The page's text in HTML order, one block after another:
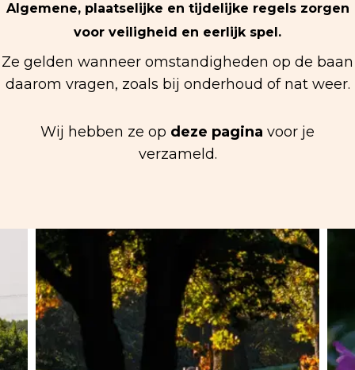
Algemene, plaatselijke en tijdelijke regels zorgen
voor veiligheid en eerlijk spel.
Ze gelden wanneer omstandigheden op de baan
daarom vragen, zoals bij onderhoud of nat weer.
Wij hebben ze op deze pagina voor je
verzameld.